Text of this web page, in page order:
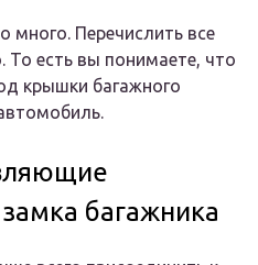
много. Перечислить все
То есть вы понимаете, что
крышки багажного
багажника